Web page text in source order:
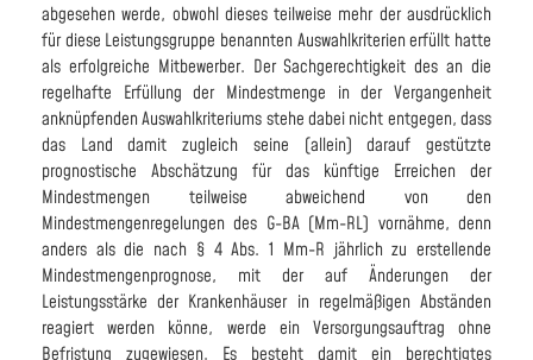
abgesehen werde, obwohl dieses teilweise mehr der ausdrücklich
für diese Leistungsgruppe benannten Auswahlkriterien erfüllt hatte
als erfolgreiche Mitbewerber. Der Sachgerechtigkeit des an die
regelhafte Erfüllung der Mindestmenge in der Vergangenheit
anknüpfenden Auswahlkriteriums stehe dabei nicht entgegen, dass
das Land damit zugleich seine (allein) darauf gestützte
prognostische Abschätzung für das künftige Erreichen der
Mindestmengen teilweise abweichend von den
Mindestmengenregelungen des G-BA (Mm-RL) vornähme, denn
anders als die nach § 4 Abs. 1 Mm-R jährlich zu erstellende
Mindestmengenprognose, mit der auf Änderungen der
Leistungsstärke der Krankenhäuser in regelmäßigen Abständen
reagiert werden könne, werde ein Versorgungsauftrag ohne
Befristung zugewiesen. Es besteht damit ein berechtigtes